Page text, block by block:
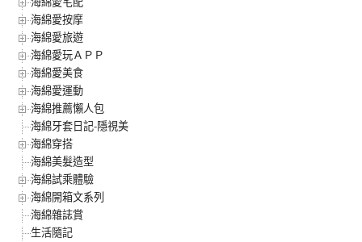
海綿愛按摩
海綿愛旅遊
海綿愛玩ＡＰＰ
海綿愛美食
海綿愛運動
海綿推薦懶人包
海綿牙套日記-隱視美
海綿穿搭
海綿美髮造型
海綿試乘體驗
海綿開箱文系列
海綿雜誌賞
生活隨記